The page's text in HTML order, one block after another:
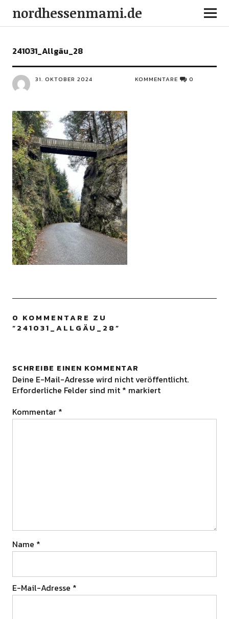
nordhessenmami.de
241031_Allgäu_28
31. OKTOBER 2024 KOMMENTARE 0
0 KOMMENTARE ZU
“241031_ALLGÄU_28”
SCHREIBE EINEN KOMMENTAR
Deine E-Mail-Adresse wird nicht veröffentlicht.
Erforderliche Felder sind mit * markiert
Kommentar *
Name *
E-Mail-Adresse *